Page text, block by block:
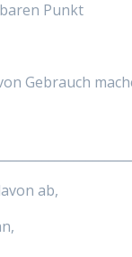
Punkt
Gebrauch
ab,